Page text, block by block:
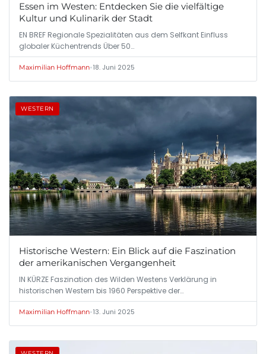
Essen im Westen: Entdecken Sie die vielfältige
Kultur und Kulinarik der Stadt
EN BREF Regionale Spezialitäten aus dem Selfkant Einfluss
globaler Küchentrends Über 50…
Maximilian Hoffmann•18. Juni 2025
WESTERN
Historische Western: Ein Blick auf die Faszination
der amerikanischen Vergangenheit
IN KÜRZE Faszination des Wilden Westens Verklärung in
historischen Western bis 1960 Perspektive der…
Maximilian Hoffmann•13. Juni 2025